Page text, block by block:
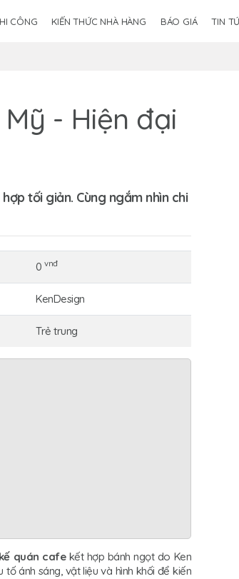
CÔNG KIẾN THỨC NHÀ HÀNG BÁO GIÁ TIN
- Hiện đại
tối giản. Cùng ngắm nhìn chi
0 vnđ
KenDesign
Trẻ trung
quán cafekết hợp bánh ngọt do Ken
ánh sáng, vật liệu và hình khối để kiến